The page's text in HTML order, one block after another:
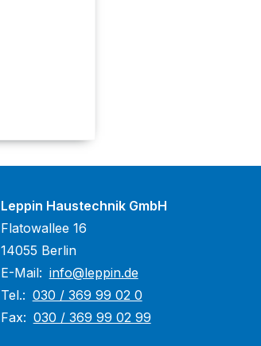
Leppin Haustechnik GmbH
Flatowallee 16
14055 Berlin
E-Mail: info@leppin.de
Tel.: 030 / 369 99 02 0
Fax: 030 / 369 99 02 99